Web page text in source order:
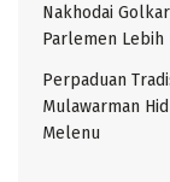
Nakhodai
Parlemen
Perpaduan
Mulawarman
Melenu